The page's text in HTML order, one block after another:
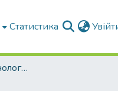
Статистика
Факультет Агротехнологій та екології